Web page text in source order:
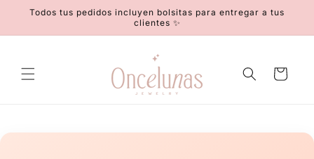
directamente
Todos tus pedidos incluyen bolsitas para entregar a tus
clientes ✨
Carrito